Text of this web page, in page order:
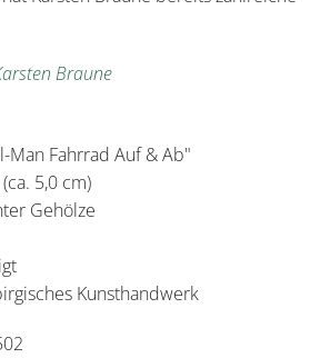
Braune
Man Fahrrad Auf & Ab"
5,0 cm)
Gehölze
Kunsthandwerk